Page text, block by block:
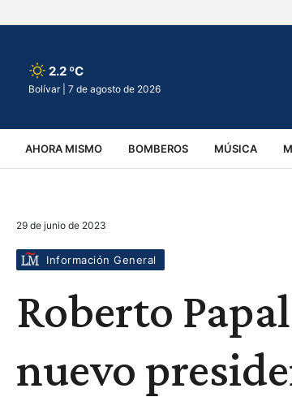
2.2 ºC
Bolívar | 7 de agosto de 2026
AHORA MISMO BOMBEROS MÚSICA
VIRALES ACCIDENTES
29 de junio de 2023
Información General
Roberto
nuevo